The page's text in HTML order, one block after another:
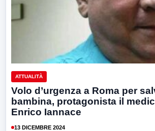
ATTUALITÀ
Volo d’urgenza a Roma per
bambina, protagonista il
Enrico Iannace
13 DICEMBRE 2024